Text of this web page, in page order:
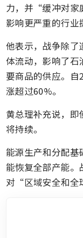
力，并“缓冲对家
影响更严重的行业
他表示，战争除了
体流动，影响了石
要商品的供应。自
涨超过60%。
黄总理补充说，即
将持续。
能源生产和分配基
能恢复全部产能
对“区域安全和全